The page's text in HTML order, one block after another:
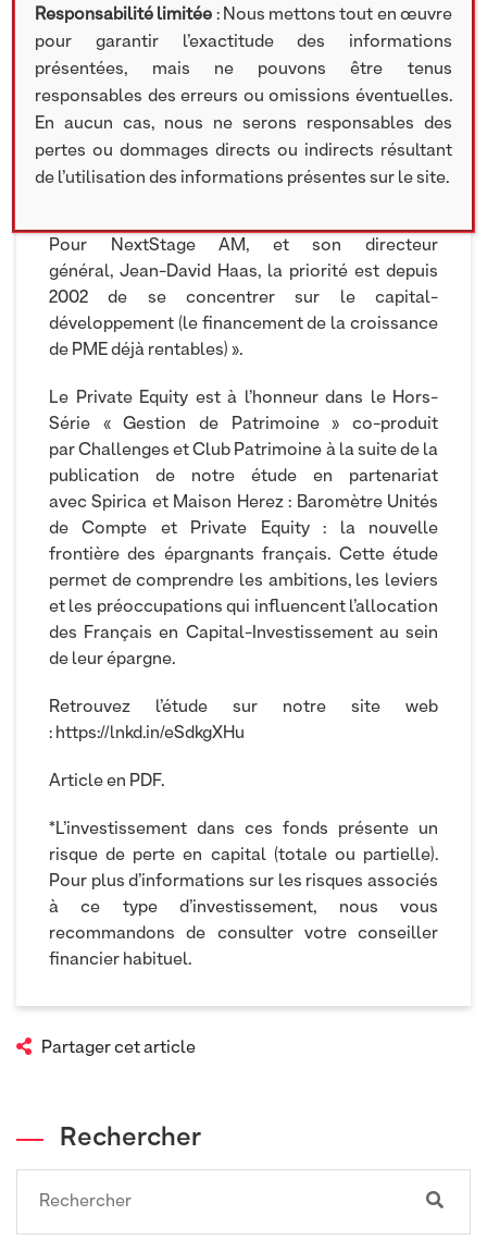
12 OCTOBRE 2023
« [Le Private Equity] se différencie par le rôle actif
d’accompagnement des équipes
d’investissement dans la gouvernance des
entreprises sélectionnées, un horizon
d’investissement moyen long terme et des
Pour NextStage AM, et son directeur
général, Jean-David Haas, la priorité est depuis
2002 de se concentrer sur le capital-
développement (le financement de la croissance
de PME déjà rentables) ».
Le Private Equity est à l’honneur dans le Hors-
Série « Gestion de Patrimoine » co-produit
par Challenges et Club Patrimoine à la suite de la
publication de notre étude en partenariat
avec Spirica et Maison Herez : Baromètre Unités
de Compte et Private Equity : la nouvelle
frontière des épargnants français. Cette étude
permet de comprendre les ambitions, les leviers
et les préoccupations qui influencent l’allocation
des Français en Capital-Investissement au sein
de leur épargne.
Retrouvez l’étude sur notre site web
: https://lnkd.in/eSdkgXHu
Article en PDF.
*L’investissement dans ces fonds présente un
risque de perte en capital (totale ou partielle).
Pour plus d’informations sur les risques associés
à ce type d’investissement, nous vous
recommandons de consulter votre conseiller
financier habituel.
Partager cet article
Rechercher
Responsabilité limitée : Nous mettons tout en œuvre
pour garantir l’exactitude des informations
présentées, mais ne pouvons être tenus
responsables des erreurs ou omissions éventuelles.
En aucun cas, nous ne serons responsables des
pertes ou dommages directs ou indirects résultant
de l’utilisation des informations présentes sur le site.